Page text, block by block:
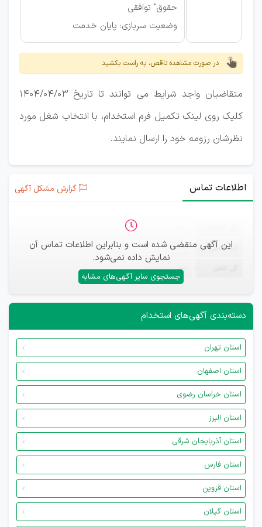
حقوق" توافقی
وضعیت سربازی: پایان خدمت
در صورت مشاهده ناقص، به راست بکشید
متقاضیان واجد شرایط می توانند تا تاریخ 1404/04/03
کلیک روی لینک تکمیل فرم استخدام، با انتخاب شغل مورد
نظرشان رزومه خود را ارسال نمایند.
اطلاعات تماس گزارش مشکل آگهی
این آگهی منقضی شده است و بنابراین اطلاعات تماس آن
نمایش داده نمی‌شود.
جستجوی سایر آگهی‌های مشابه
ایمیل —
—
دسته‌بندی آگهی‌های استخدام
استان تهران
استان اصفهان
استان خراسان رضوی
استان البرز
استان آذربایجان شرقی
استان فارس
استان قزوین
استان گیلان